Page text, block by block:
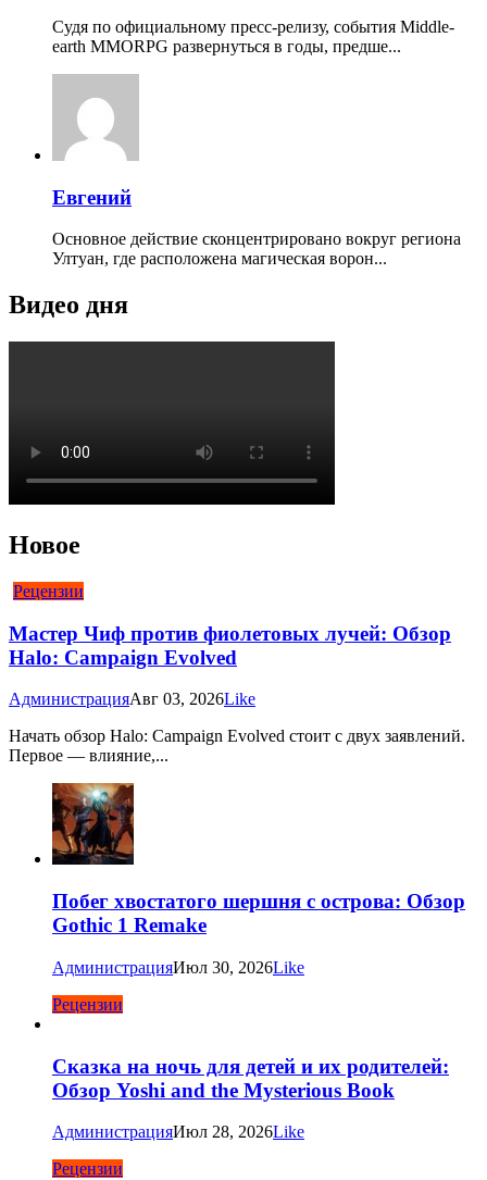
Судя по официальному пресс-релизу, события Middle-
earth MMORPG развернуться в годы, предше...
Евгений
Основное действие сконцентрировано вокруг региона
Ултуан, где расположена магическая ворон...
Видео дня
Новое
Рецензии
Мастер Чиф против фиолетовых лучей: Обзор
Halo: Campaign Evolved
АдминистрацияАвг 03, 2026Like
Начать обзор Halo: Campaign Evolved стоит с двух заявлений.
Первое — влияние,...
Побег хвостатого шершня с острова: Обзор
Gothic 1 Remake
АдминистрацияИюл 30, 2026Like
Рецензии
Сказка на ночь для детей и их родителей:
Обзор Yoshi and the Mysterious Book
АдминистрацияИюл 28, 2026Like
Рецензии